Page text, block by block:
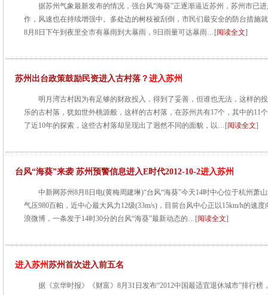
据苏州气象最新发布的情况，强台风“海葵”正逐渐逼近苏州，苏州市已
作，风速也在持续增强中。多处边的树枝被刮倒，市民们最安全的防台措施
8月8日下午到夜里全市有暴雨到大暴雨，9日雨量可达暴雨…[阅读全文]
苏州出台政策鼓励民资进入古村落？ 进入苏州
明月湾古村因为有足够的财政投入，得到了妥善，但谁也无法，这样的
乐的古村落，犹如世外桃源般，这样的古村落，在苏州共有17个，其中的11
了近10年的探索，这些古村落却呈现出了迥然不同的面貌，以…[阅读全文]
台风“海葵”来袭 苏州预警信息进入E时代2012-10-2进入苏州
中新网苏州8月8日电(黄梅周建琳)“台风“海葵”今天14时中心位于杭州萧
气压980百帕，近中心最大风力12级(33m/s)，目前台风中心正以15km/h的速
浪微博，一条发于14时30分的台风“海葵”最新动态的…[阅读全文]
进入苏州苏州首次进入前五名
据《京华时报》《财富》8月31日发布“2012中国最适宜退休城市”排行